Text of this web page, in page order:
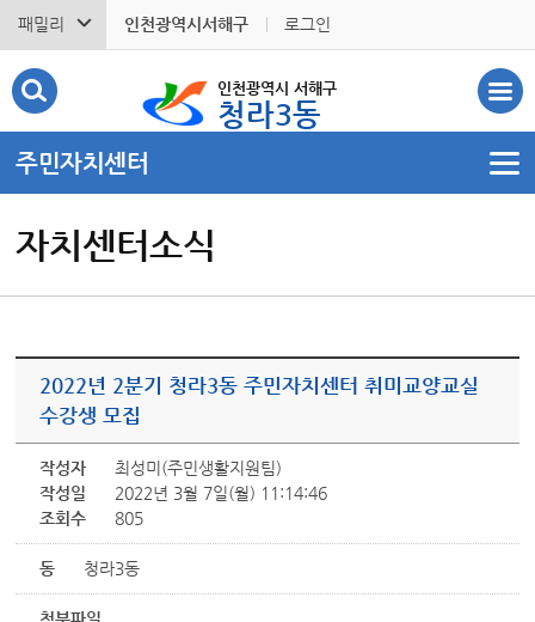
패밀리 인천광역시서해구 로그인
인천광역시 서해구
청라3동
주민자치센터
자치센터소식
2022년 2분기 청라3동 주민자치센터 취미교양교실
수강생 모집
작성자
최성미(주민생활지원팀)
작성일
2022년 3월 7일(월) 11:14:46
조회수
805
동 청라3동